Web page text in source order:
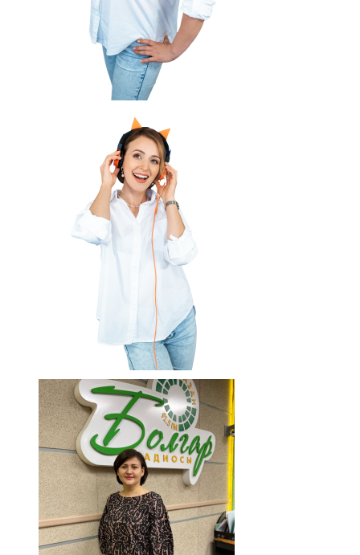
107,8 FM
Теләче
106,1 FM
Түбән Кама
102,6 FM
Чирмешән
107,7 FM
103,0 FM
Чүпрәле
91,0 FM
Шәмәрдән
102,3 FM
Яңа чишмә
107,0 FM